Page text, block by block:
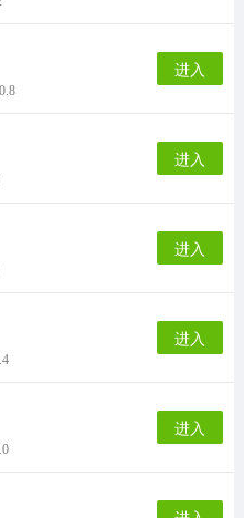
进入
进入
进入
进入
进入